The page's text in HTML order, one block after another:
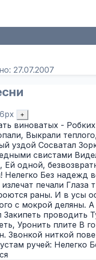
27.07.2007
+
виноватых -
Выкрали
уздой Сосватал
свистами
Ей одной,
Нелегко Без надежд
печали Глаза
раны. И в усы
с мокрой деляны. А
Закипеть проводить
Уронить плите В
Звонкой ниткой
ручей: Нелегко